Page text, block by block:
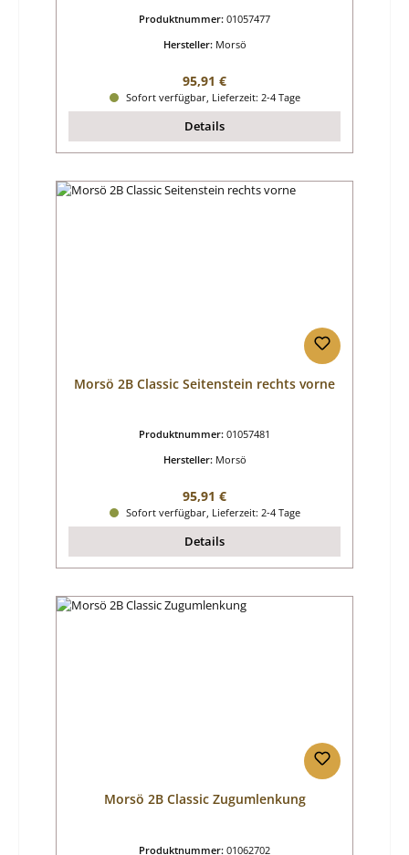
Produktnummer: 01057477
Hersteller: Morsö
Regulärer Preis:
95,91 €
Sofort verfügbar, Lieferzeit: 2-4 Tage
Details
Morsö 2B Classic Seitenstein rechts vorne
Produktnummer: 01057481
Hersteller: Morsö
Regulärer Preis:
95,91 €
Sofort verfügbar, Lieferzeit: 2-4 Tage
Details
Morsö 2B Classic Zugumlenkung
Produktnummer: 01062702